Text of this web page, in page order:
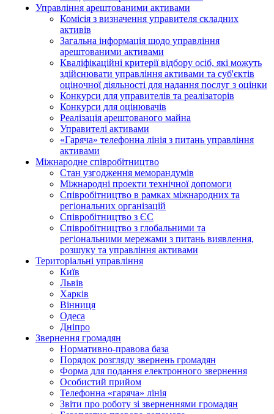
Управління арештованими активами
Комісія з визначення управителя складних
активів
Загальна інформація щодо управління
арештованими активами
Кваліфікаційні критерії відбору осіб, які можуть
здiйснювати управління активами та суб'єктів
оціночної діяльності для надання послуг з оцінки
Конкурси для управителів та реалізаторів
Конкурси для оцінювачів
Реалізація арештованого майна
Управителі активами
«Гаряча» телефонна лінія з питань управління
активами
Міжнародне співробітництво
Стан узгодження меморандумів
Міжнародні проекти технічної допомоги
Співробітництво в рамках міжнародних та
регіональних організацій
Співробітництво з ЄС
Співробітництво з глобальними та
регіональними мережами з питань виявлення,
розшуку та управління активами
Територіальні управління
Київ
Львів
Харків
Вінниця
Одеса
Дніпро
Звернення громадян
Нормативно-правова база
Порядок розгляду звернень громадян
Форма для подання електронного звернення
Особистий прийом
Телефонна «гаряча» лінія
Звіти про роботу зі зверненнями громадян